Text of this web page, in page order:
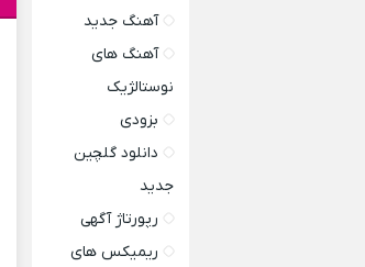
آهنگ جدید
آهنگ های
نوستالژیک
بزودی
دانلود گلچین
جدید
رپورتاژ آگهی
ریمیکس های